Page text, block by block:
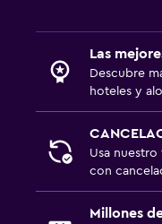
Las
Descubre
hoteles y
Usa
con
Millones